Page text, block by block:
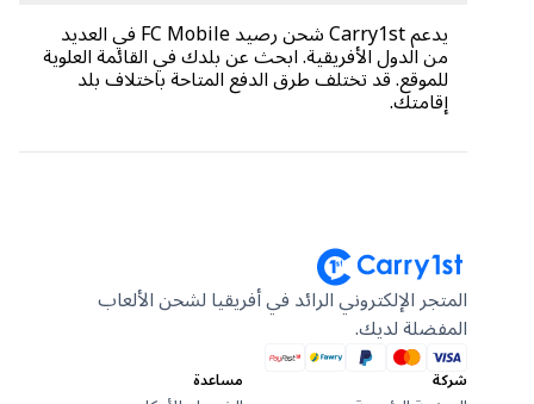
يدعم Carry1st شحن رصيد FC Mobile في العديد
من الدول الأفريقية. ابحث عن بلدك في القائمة العلوية
للموقع. قد تختلف طرق الدفع المتاحة باختلاف بلد
إقامتك.
المتجر الإلكتروني الرائد في أفريقيا لشحن الألعاب
المفضلة لديك.
مساعدة